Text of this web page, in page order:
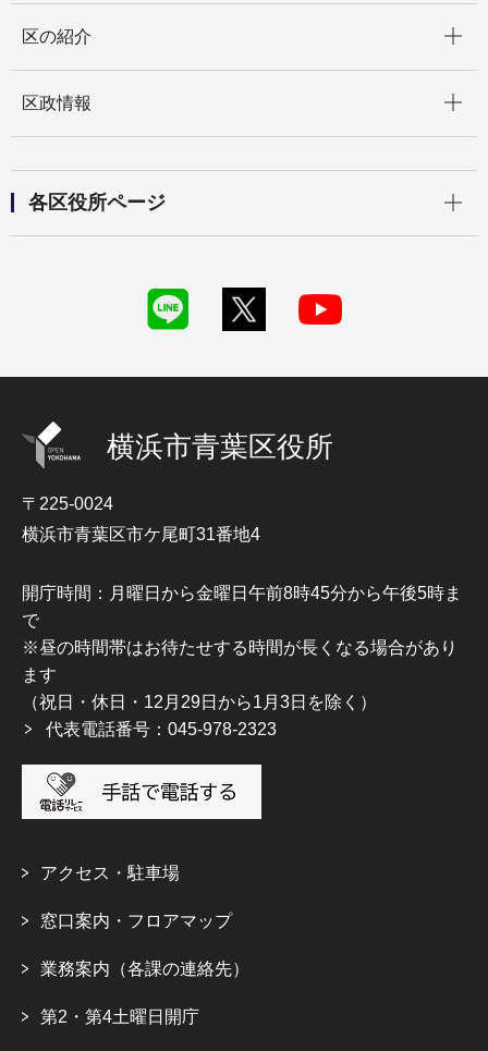
区の紹介
区政情報
各区役所ページ
横浜市青葉区役所
〒225-0024
横浜市青葉区市ケ尾町31番地4
開庁時間：月曜日から金曜日午前8時45分から午後5時ま
で
※昼の時間帯はお待たせする時間が長くなる場合があり
ます
（祝日・休日・12月29日から1月3日を除く）
代表電話番号：045-978-2323
アクセス・駐車場
窓口案内・フロアマップ
業務案内（各課の連絡先）
第2・第4土曜日開庁